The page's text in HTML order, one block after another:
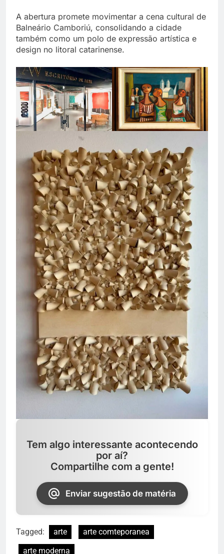
A abertura promete movimentar a cena cultural de
Balneário Camboriú, consolidando a cidade
também como um polo de expressão artística e
design no litoral catarinense.
Tem algo interessante acontecendo
por aí?
Compartilhe com a gente!
Enviar sugestão de matéria
Tagged: arte
arte comteporanea
arte moderna